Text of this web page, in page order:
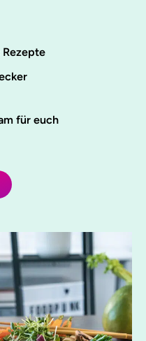
Rezepte
für euch